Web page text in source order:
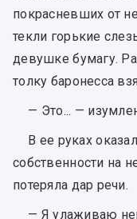
покрасневших от
текли горькие
девушке бумагу.
толку баронесса
— Это... —
В ее руках
собственности на
потеряла дар речи.
— Я улаживаю